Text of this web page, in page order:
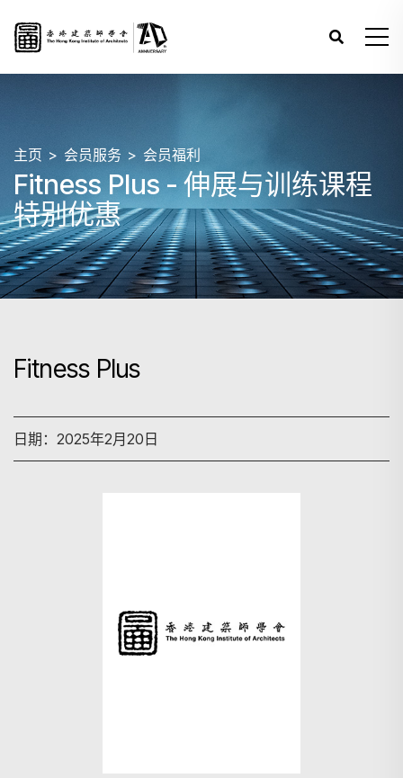
主页 会员服务 会员福利
Fitness Plus - 伸展与训练课程
特别优惠
Fitness Plus
日期：2025年2月20日